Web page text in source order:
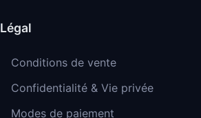
Légal
Conditions de vente
Confidentialité & Vie privée
Modes de paiement